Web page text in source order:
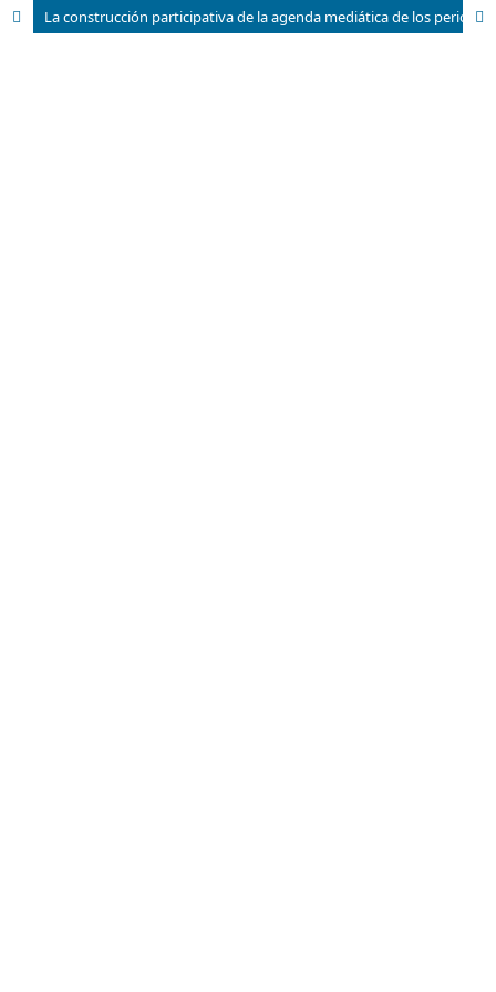
La construcción participativa de la agenda mediática de los periódicos provinciales cubanos como estrategia potenciadora del desarrollo comunitario